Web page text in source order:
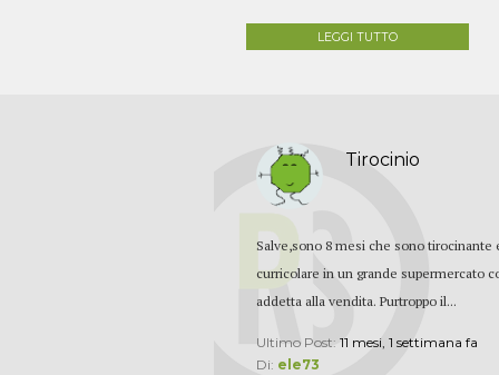
LEGGI TUTTO
Tirocinio
Salve,sono 8 mesi che sono tirocinante
curricolare in un grande supermercato
addetta alla vendita. Purtroppo il...
Ultimo Post:11 mesi, 1 settimana fa
Di: ele73